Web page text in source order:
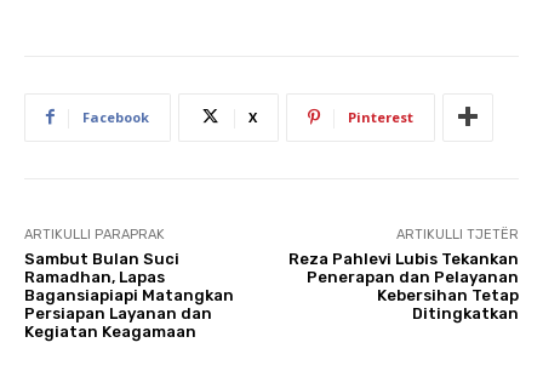
Facebook X Pinterest
ARTIKULLI PARAPRAK
Sambut Bulan Suci
Ramadhan, Lapas
Bagansiapiapi Matangkan
Persiapan Layanan dan
Kegiatan Keagamaan
ARTIKULLI TJETËR
Reza Pahlevi Lubis Tekankan
Penerapan dan Pelayanan
Kebersihan Tetap
Ditingkatkan